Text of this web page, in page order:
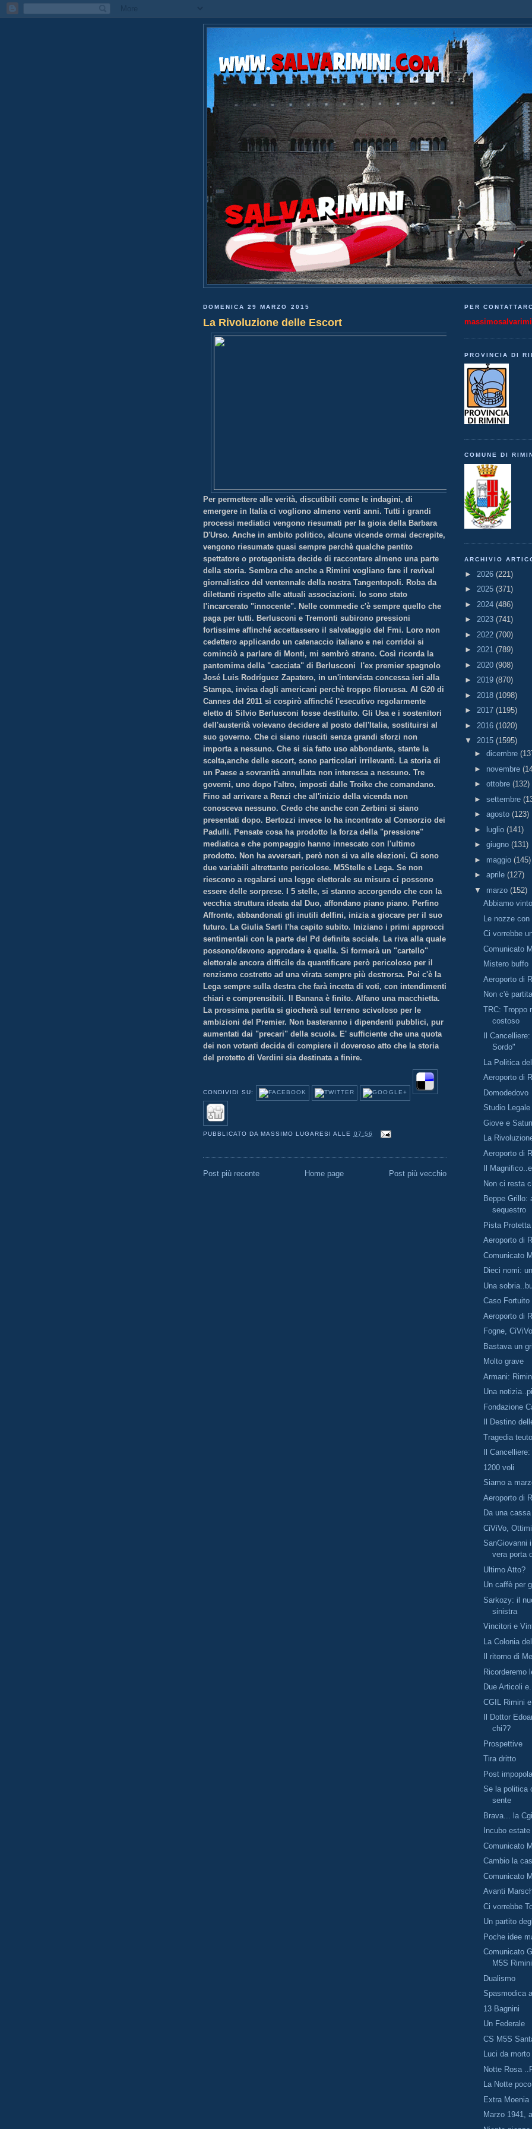
DOMENICA 29 MARZO 2015
La Rivoluzione delle Escort
Per permettere alle verità, discutibili come le indagini, di
emergere in Italia ci vogliono almeno venti anni. Tutti i grandi
processi mediatici vengono riesumati per la gioia della Barbara
D'Urso. Anche in ambito politico, alcune vicende ormai decrepite,
vengono riesumate quasi sempre perchè qualche pentito
spettatore o protagonista decide di raccontare almeno una parte
della storia. Sembra che anche a Rimini vogliano fare il revival
giornalistico del ventennale della nostra Tangentopoli. Roba da
dilettanti rispetto alle attuali associazioni. Io sono stato
l'incarcerato "innocente". Nelle commedie c'è sempre quello che
paga per tutti. Berlusconi e Tremonti subirono pressioni
fortissime affinché accettassero il salvataggio del Fmi. Loro non
cedettero applicando un catenaccio italiano e nei corridoi si
cominciò a parlare di Monti, mi sembrò strano. Così ricorda la
pantomima della "cacciata" di Berlusconi l'ex premier spagnolo
José Luis Rodríguez Zapatero, in un'intervista concessa ieri alla
Stampa, invisa dagli americani perchè troppo filorussa. Al G20 di
Cannes del 2011 si cospirò affinché l'esecutivo regolarmente
eletto di Silvio Berlusconi fosse destituito. Gli Usa e i sostenitori
dell'austerità volevano decidere al posto dell'Italia, sostituirsi al
suo governo. Che ci siano riusciti senza grandi sforzi non
importa a nessuno. Che si sia fatto uso abbondante, stante la
scelta,anche delle escort, sono particolari irrilevanti. La storia di
un Paese a sovranità annullata non interessa a nessuno. Tre
governi, uno dopo l'altro, imposti dalle Troike che comandano.
Fino ad arrivare a Renzi che all'inizio della vicenda non
conosceva nessuno. Credo che anche con Zerbini si siano
presentati dopo. Bertozzi invece lo ha incontrato al Consorzio dei
Padulli. Pensate cosa ha prodotto la forza della "pressione"
mediatica e che pompaggio hanno innescato con l'ultimo
prodotto. Non ha avversari, però non si va alle elezioni. Ci sono
due variabili altrettanto pericolose. M5Stelle e Lega. Se non
riescono a regalarsi una legge elettorale su misura ci possono
essere delle sorprese. I 5 stelle, si stanno accorgendo che con la
vecchia struttura ideata dal Duo, affondano piano piano. Perfino
Affronte, abbandonati gli inutili delfini, inizia a giocare per il suo
futuro. La Giulia Sarti l'ha capito subito. Iniziano i primi approcci
sentimentali con la parte del Pd definita sociale. La riva alla quale
possono/devono approdare è quella. Si formerà un "cartello"
elettorale ancora difficile da quantificare però pericoloso per il
renzismo costretto ad una virata sempre più destrorsa. Poi c'è la
Lega sempre sulla destra che farà incetta di voti, con intendimenti
chiari e comprensibili. Il Banana è finito. Alfano una macchietta.
La prossima partita si giocherà sul terreno scivoloso per le
ambizioni del Premier. Non basteranno i dipendenti pubblici, pur
aumentati dai "precari" della scuola. E' sufficiente che una quota
dei non votanti decida di compiere il doveroso atto che la storia
del protetto di Verdini sia destinata a finire.
CONDIVIDI SU:
PUBBLICATO DA MASSIMO LUGARESI ALLE 07:56
Post più recente Post più vecchio
Home page
PER
PROVINCIA DI
COMUNE DI
ARCHIVIO
► 2026 (221)
► 2025 (371)
► 2024 (486)
► 2023 (741)
► 2022 (700)
► 2021 (789)
► 2020 (908)
► 2019 (870)
► 2018 (1098)
► 2017 (1195)
► 2016 (1020)
▼ 2015 (1595)
► dicembre
► novembre
► ottobre (132)
► settembre
► agosto (123)
►
luglio (141)
► giugno (131)
► maggio (145)
► aprile (127)
▼ marzo (152)
Abbiamo
Le nozze
Ci vorrebbe
Comunicato
Mistero buffo
Aeroporto di
Non c'è partita
TRC: Troppo
costoso
Il
Sordo"
La Politica
Aeroporto di
Domodedovo
Studio Legale
Giove e
La
Aeroporto di
Il
Non ci resta
Beppe Grillo:
sequestro
Pista Protetta
Aeroporto di
Comunicato
Dieci nomi:
Una
Caso Fortuito
Aeroporto di
Fogne,
Bastava un
Molto grave
Armani:
Una
Fondazione
Il Destino
Tragedia
Il
1200 voli
Siamo a
Aeroporto di
Da una
CiViVo, Ottimi
SanGiovanni
vera porta
Ultimo Atto?
Un caffè per
Sarkozy: il
sinistra
Vincitori e
La Colonia
Il ritorno di
Ricorderemo
Due Articoli
CGIL Rimini
Il Dottor
chi??
Prospettive
Tira dritto
Post
Se la politica
sente
Brava... la
Incubo estate
Comunicato
Cambio la
Comunicato
Avanti
Ci vorrebbe
Un partito
Poche idee
Comunicato
M5S Rimini
Dualismo
Spasmodica
13 Bagnini
Un Federale
CS M5S
Luci da morto
Notte Rosa
La Notte
Extra Moenia
Marzo 1941,